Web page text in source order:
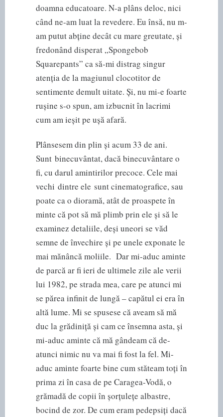
doamna educatoare. N-a plâns deloc, nici
când ne-am luat la revedere. Eu însă, nu m-
am putut abține decât cu mare greutate, și
fredonând disperat „Spongebob
Squarepants” ca să-mi distrag singur
atenția de la magiunul clocotitor de
sentimente demult uitate. Și, nu mi-e foarte
rușine s-o spun, am izbucnit în lacrimi
cum am ieșit pe ușă afară.
Plânsesem din plin și acum 33 de ani.
Sunt binecuvântat, dacă binecuvântare o
fi, cu darul amintirilor precoce. Cele mai
vechi dintre ele sunt cinematografice, sau
poate ca o dioramă, atât de proaspete în
minte că pot să mă plimb prin ele și să le
examinez detaliile, deși uneori se văd
semne de învechire și pe unele exponate le
mai mănâncă moliile. Dar mi-aduc aminte
de parcă ar fi ieri de ultimele zile ale verii
lui 1982, pe strada mea, care pe atunci mi
se părea infinit de lungă – capătul ei era în
altă lume. Mi se spusese că aveam să mă
duc la grădiniță și cam ce însemna asta, și
mi-aduc aminte că mă gândeam că de-
atunci nimic nu va mai fi fost la fel. Mi-
aduc aminte foarte bine cum stăteam toți în
prima zi în casa de pe Caragea-Vodă, o
grămadă de copii în șorțulețe albastre,
bocind de zor. De cum eram pedepsiți dacă